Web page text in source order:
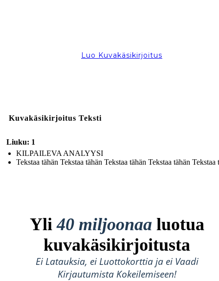
Luo Kuvakäsikirjoitus
Kuvakäsikirjoitus Teksti
Liuku: 1
KILPAILEVA ANALYYSI
Tekstaa tähän Tekstaa tähän Tekstaa tähän Tekstaa tähän Tekstaa
Yli40 miljoonaa luotua
kuvakäsikirjoitusta
Ei Latauksia, ei Luottokorttia ja ei Vaadi
Kirjautumista Kokeilemiseen!